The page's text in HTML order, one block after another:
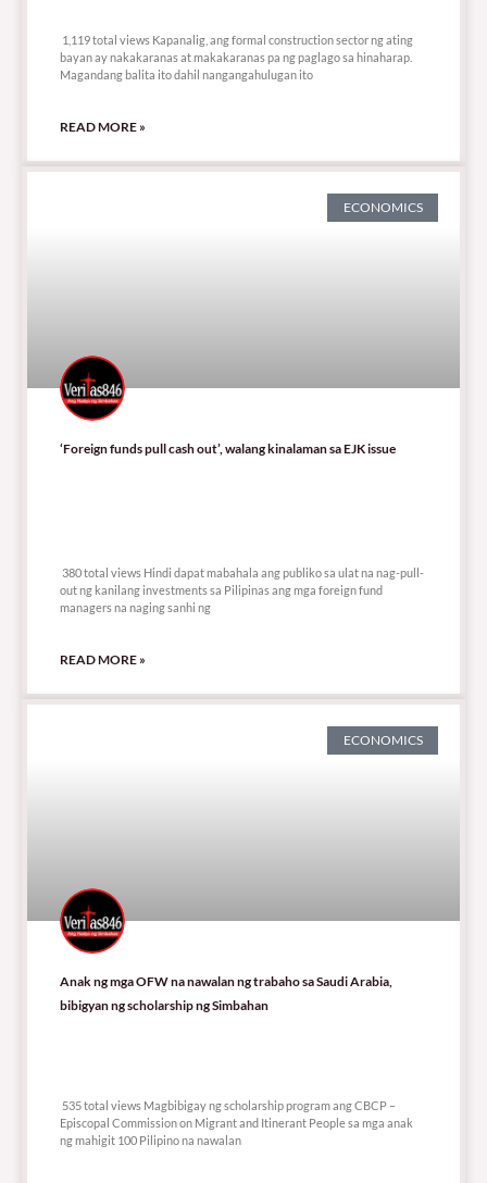
1,119 total views Kapanalig, ang formal construction sector ng ating
bayan ay nakakaranas at makakaranas pa ng paglago sa hinaharap.
Magandang balita ito dahil nangangahulugan ito
READ MORE »
ECONOMICS
‘Foreign funds pull cash out’, walang kinalaman sa EJK issue
380 total views Hindi dapat mabahala ang publiko sa ulat na nag-pull-
out ng kanilang investments sa Pilipinas ang mga foreign fund
managers na naging sanhi ng
READ MORE »
ECONOMICS
Anak ng mga OFW na nawalan ng trabaho sa Saudi Arabia,
bibigyan ng scholarship ng Simbahan
535 total views Magbibigay ng scholarship program ang CBCP –
Episcopal Commission on Migrant and Itinerant People sa mga anak
ng mahigit 100 Pilipino na nawalan